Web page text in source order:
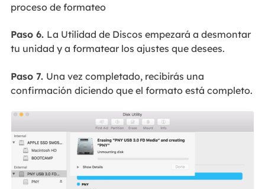
proceso de formateo
Paso 6. La Utilidad de Discos empezará a desmontar
tu unidad y a formatear los ajustes que desees.
Paso 7. Una vez completado, recibirás una
confirmación diciendo que el formato está completo.